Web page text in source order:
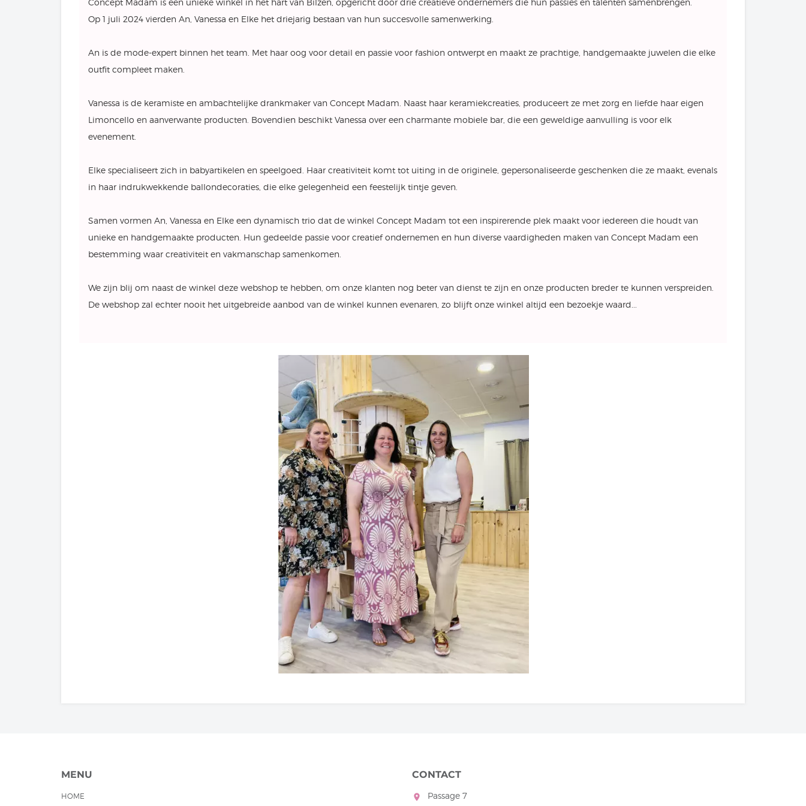
Concept Madam is een unieke winkel in het hart van Bilzen, opgericht door drie creatieve ondernemers die hun passies en talenten samenbrengen.
Op 1 juli 2024 vierden An, Vanessa en Elke het driejarig bestaan van hun succesvolle samenwerking.
An is de mode-expert binnen het team. Met haar oog voor detail en passie voor fashion ontwerpt en maakt ze prachtige, handgemaakte juwelen die elke
outfit compleet maken.
Vanessa is de keramiste en ambachtelijke drankmaker van Concept Madam. Naast haar keramiekcreaties, produceert ze met zorg en liefde haar eigen
Limoncello en aanverwante producten. Bovendien beschikt Vanessa over een charmante mobiele bar, die een geweldige aanvulling is voor elk
evenement.
Elke specialiseert zich in babyartikelen en speelgoed. Haar creativiteit komt tot uiting in de originele, gepersonaliseerde geschenken die ze maakt, evenals
in haar indrukwekkende ballondecoraties, die elke gelegenheid een feestelijk tintje geven.
Samen vormen An, Vanessa en Elke een dynamisch trio dat de winkel Concept Madam tot een inspirerende plek maakt voor iedereen die houdt van
unieke en handgemaakte producten. Hun gedeelde passie voor creatief ondernemen en hun diverse vaardigheden maken van Concept Madam een
bestemming waar creativiteit en vakmanschap samenkomen.
We zijn blij om naast de winkel deze webshop te hebben, om onze klanten nog beter van dienst te zijn en onze producten breder te kunnen verspreiden.
De webshop zal echter nooit het uitgebreide aanbod van de winkel kunnen evenaren, zo blijft onze winkel altijd een bezoekje waard...
MENU
HOME
CONTACT
room Passage 7